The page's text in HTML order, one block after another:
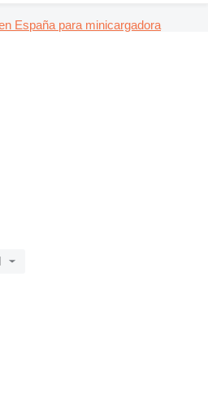
España para minicargadora